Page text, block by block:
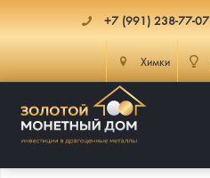
+7 (991) 238-77-07
Химки